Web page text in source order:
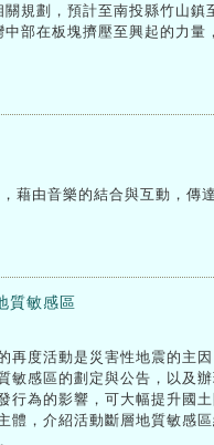
規劃，預計至南投縣竹山鎮
部在板塊擠壓至興起的力量
藉由音樂的結合與互動，傳
質敏感區
再度活動是災害性地震的主
敏感區的劃定與公告，以及
行為的影響，可大幅提升國
，介紹活動斷層地質敏感區